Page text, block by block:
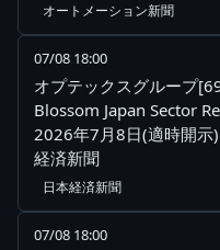
オートメーション新聞
07/08 18:00
オプテックスグループ
Blossom Japan Sector
2026年7月8日(適時開示
経済新聞
日本経済新聞
07/08 18:00